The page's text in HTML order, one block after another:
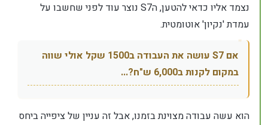
נצמד אליו כדאי להטען, הS7 נוצר עוד לפני שחשבו על
עמדת 'נקיון' אוטומטית.
אם S7 עושה את העבודה ב1500 שקל אולי שווה
במקום לקנות ב6,000 ש"ח?...
הוא עשה עבודה מצוינת בזמנו, אבל זה עניין של ציפייה ביחס